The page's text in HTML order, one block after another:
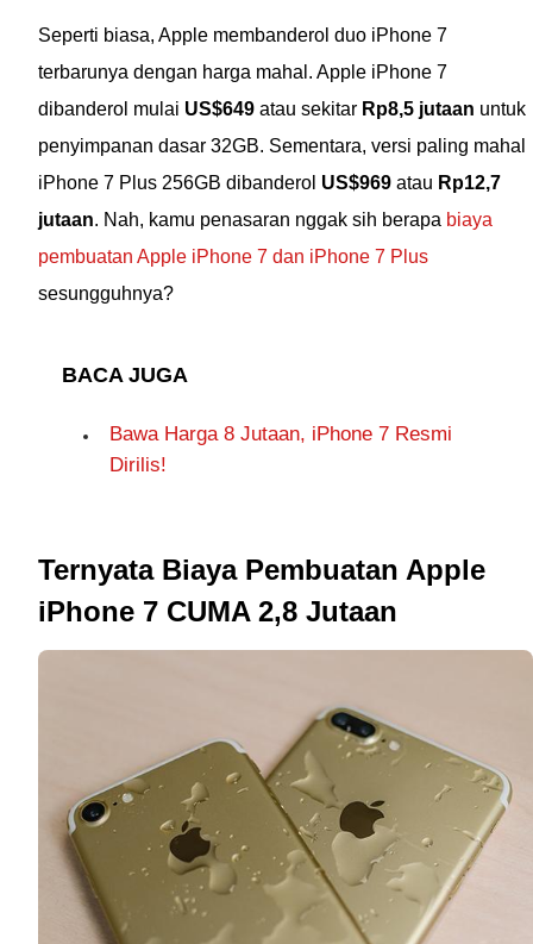
Seperti biasa, Apple membanderol duo iPhone 7
terbarunya dengan harga mahal. Apple iPhone 7
dibanderol mulai US$649 atau sekitar Rp8,5 jutaan untuk
penyimpanan dasar 32GB. Sementara, versi paling mahal
iPhone 7 Plus 256GB dibanderol US$969 atau Rp12,7
jutaan. Nah, kamu penasaran nggak sih berapa biaya
pembuatan Apple iPhone 7 dan iPhone 7 Plus
sesungguhnya?
BACA JUGA
Bawa Harga 8 Jutaan, iPhone 7 Resmi
Dirilis!
Ternyata Biaya Pembuatan Apple
iPhone 7 CUMA 2,8 Jutaan